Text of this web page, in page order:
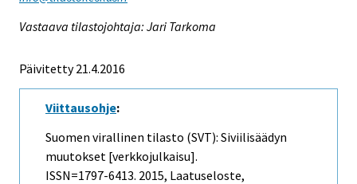
Vastaava tilastojohtaja: Jari Tarkoma
Päivitetty 21.4.2016
Viittausohje:
Suomen virallinen tilasto (SVT): Siviilisäädyn
muutokset [verkkojulkaisu].
ISSN=1797-6413. 2015, Laatuseloste,